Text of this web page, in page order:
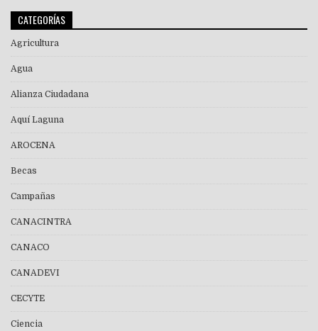
CATEGORÍAS
Agricultura
Agua
Alianza Ciudadana
Aquí Laguna
AROCENA
Becas
Campañas
CANACINTRA
CANACO
CANADEVI
CECYTE
Ciencia